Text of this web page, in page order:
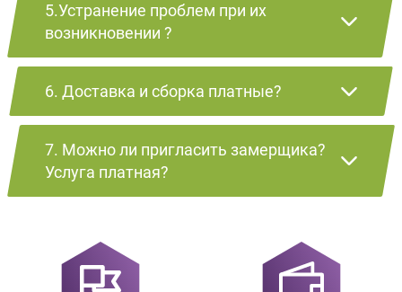
5.Устранение проблем при их
возникновении ?
6. Доставка и сборка платные?
7. Можно ли пригласить замерщика?
Услуга платная?